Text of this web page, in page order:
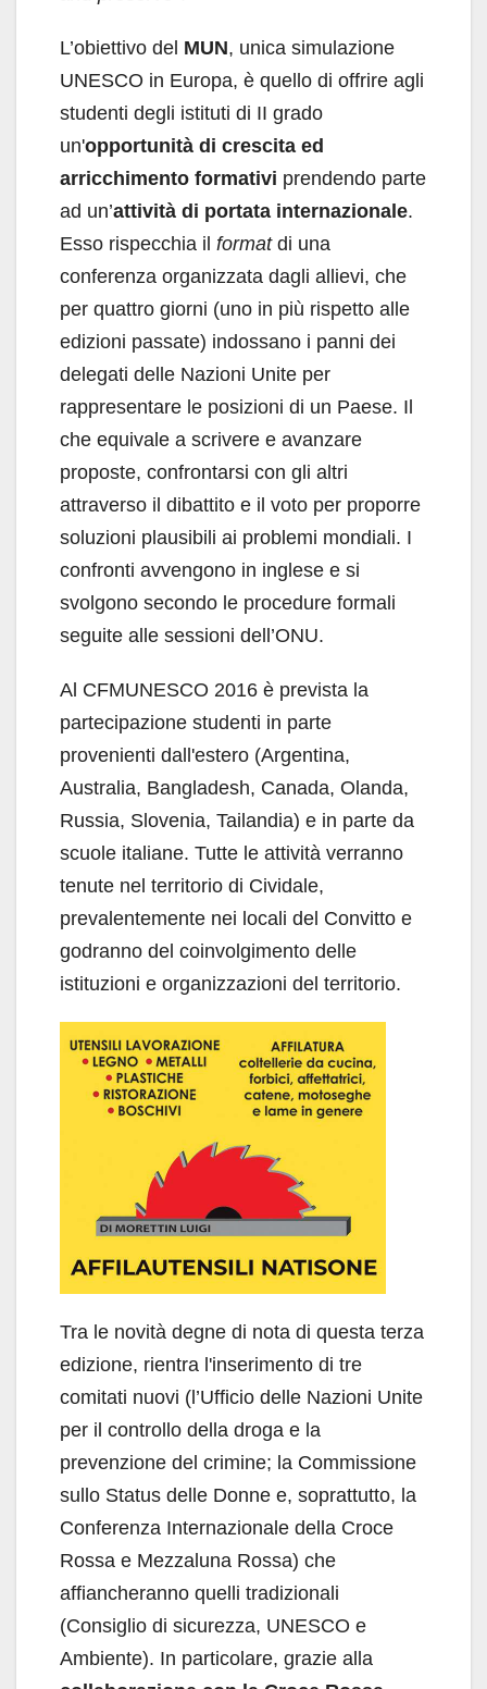
L’obiettivo del MUN, unica simulazione
UNESCO in Europa, è quello di offrire agli
studenti degli istituti di II grado
un'opportunità di crescita ed
arricchimento formativi prendendo parte
ad un’attività di portata internazionale.
Esso rispecchia il format di una
conferenza organizzata dagli allievi, che
per quattro giorni (uno in più rispetto alle
edizioni passate) indossano i panni dei
delegati delle Nazioni Unite per
rappresentare le posizioni di un Paese. Il
che equivale a scrivere e avanzare
proposte, confrontarsi con gli altri
attraverso il dibattito e il voto per proporre
soluzioni plausibili ai problemi mondiali. I
confronti avvengono in inglese e si
svolgono secondo le procedure formali
seguite alle sessioni dell’ONU.
Al CFMUNESCO 2016 è prevista la
partecipazione studenti in parte
provenienti dall'estero (Argentina,
Australia, Bangladesh, Canada, Olanda,
Russia, Slovenia, Tailandia) e in parte da
scuole italiane. Tutte le attività verranno
tenute nel territorio di Cividale,
prevalentemente nei locali del Convitto e
godranno del coinvolgimento delle
istituzioni e organizzazioni del territorio.
Tra le novità degne di nota di questa terza
edizione, rientra l'inserimento di tre
comitati nuovi (l’Ufficio delle Nazioni Unite
per il controllo della droga e la
prevenzione del crimine; la Commissione
sullo Status delle Donne e, soprattutto, la
Conferenza Internazionale della Croce
Rossa e Mezzaluna Rossa) che
affiancheranno quelli tradizionali
(Consiglio di sicurezza, UNESCO e
Ambiente). In particolare, grazie alla